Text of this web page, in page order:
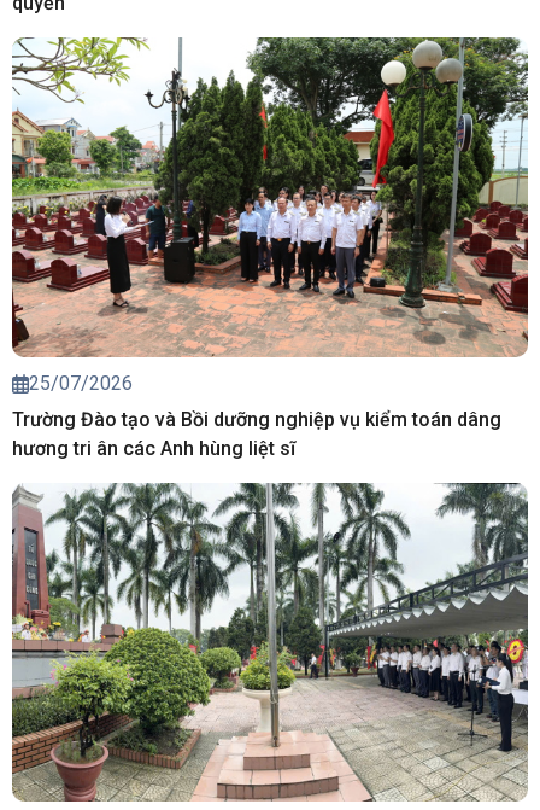
25/07/2026
Trường Đào tạo và Bồi dưỡng nghiệp vụ kiểm toán dâng
hương tri ân các Anh hùng liệt sĩ